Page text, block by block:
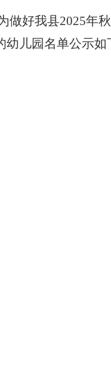
做好我县2025年
儿园名单公示如